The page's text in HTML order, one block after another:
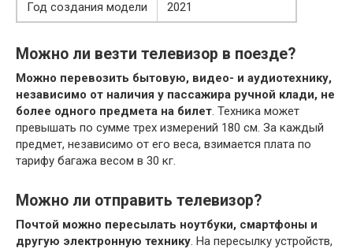
Год создания модели
2021
Можно ли везти телевизор в поезде?
Можно перевозить бытовую, видео- и аудиотехнику,
независимо от наличия у пассажира ручной клади, не
более одного предмета на билет. Техника может
превышать по сумме трех измерений 180 см. За каждый
предмет, независимо от его веса, взимается плата по
тарифу багажа весом в 30 кг.
Можно ли отправить телевизор?
Почтой можно пересылать ноутбуки, смартфоны и
другую электронную технику. На пересылку устройств,